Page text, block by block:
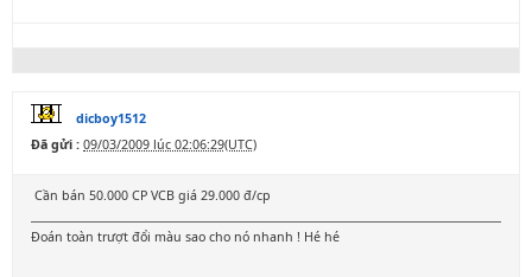
dicboy1512
Đã gửi : 09/03/2009 lúc 02:06:29(UTC)
Cần bán 50.000 CP VCB giá 29.000 đ/cp
Đoán toàn trượt đổi màu sao cho nó nhanh ! Hé hé